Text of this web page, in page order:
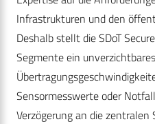
Infrastrukturen und den
Deshalb stellt die SDoT
Segmente ein unverzichtbares
Sensormesswerte oder
Verzögerung an die